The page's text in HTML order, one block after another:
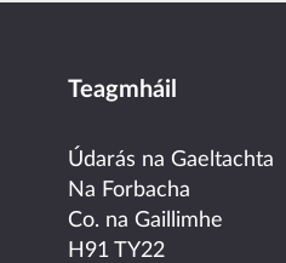
Teagmháil
Údarás na Gaeltachta
Na Forbacha
Co. na Gaillimhe
H91 TY22